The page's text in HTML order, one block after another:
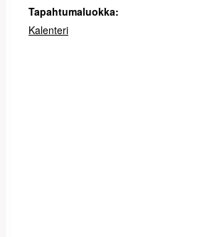
Tapahtumaluokka:
Kalenteri